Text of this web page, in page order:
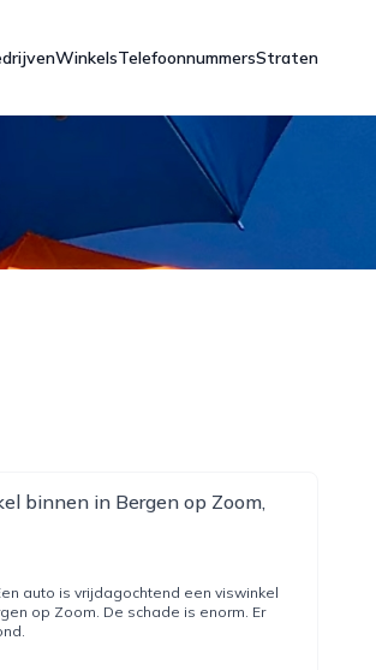
WinkelsTelefoonnummersStraten
binnen in Bergen op Zoom,
auto is vrijdagochtend een viswinkel
op Zoom. De schade is enorm. Er